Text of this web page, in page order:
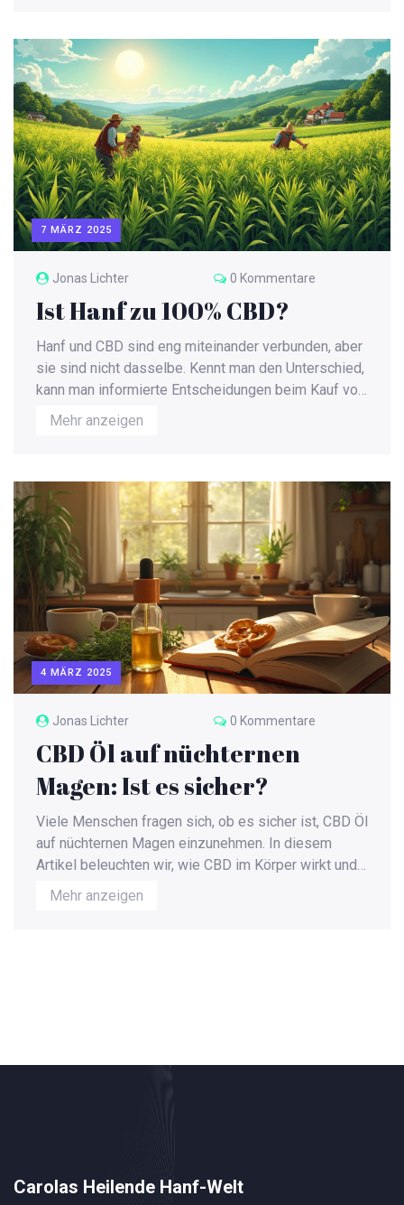
richtige Sorte für individuelle Bedürfnisse zu finden.
7 MÄRZ 2025
Jonas Lichter 0 Kommentare
Ist Hanf zu 100% CBD?
Hanf und CBD sind eng miteinander verbunden, aber
sie sind nicht dasselbe. Kennt man den Unterschied,
kann man informierte Entscheidungen beim Kauf von
CBD-Produkten wie Gummies treffen. Der Artikel
beleuchtet die Rolle von Hanf als Quelle von CBD,
Mehr anzeigen
4 MÄRZ 2025
Jonas Lichter 0 Kommentare
CBD Öl auf nüchternen
Magen: Ist es sicher?
Viele Menschen fragen sich, ob es sicher ist, CBD Öl
auf nüchternen Magen einzunehmen. In diesem
Artikel beleuchten wir, wie CBD im Körper wirkt und
welche Überlegungen man bei der Einnahme auf
leeren Magen berücksichtigen sollte. Außerdem
Mehr anzeigen
Carolas Heilende Hanf-Welt